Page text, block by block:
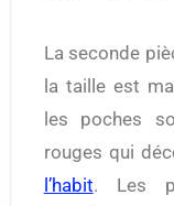
La seconde
la taille est
les poches
rouges qui
l’habit. Les